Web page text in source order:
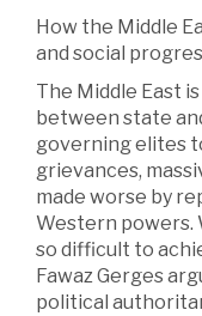
How the Middle
and social
The Middle East
between state
governing elites
grievances,
made worse by
Western powers.
so difficult to
Fawaz Gerges
political